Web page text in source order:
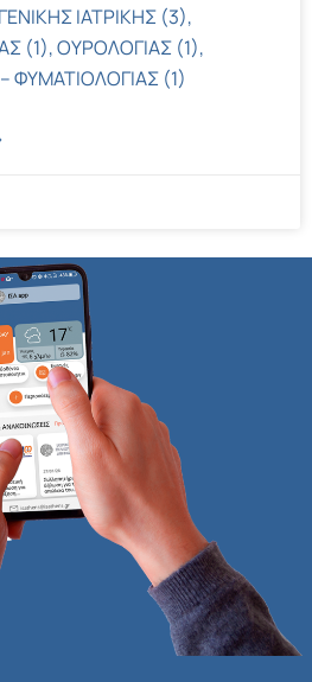
ΙΑΤΡΙΚΗΣ (3),
(1), ΟΥΡΟΛΟΓΙΑΣ (1),
(1)